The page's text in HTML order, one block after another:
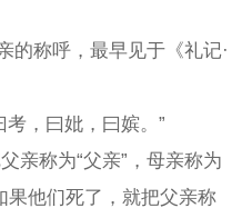
的称呼，最早见于《礼记·
，曰妣，曰嫔。”
亲称为“父亲”，母亲称为
果他们死了，就把父亲称